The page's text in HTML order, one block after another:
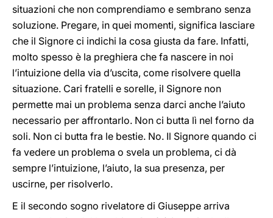
situazioni che non comprendiamo e sembrano senza
soluzione. Pregare, in quei momenti, significa lasciare
che il Signore ci indichi la cosa giusta da fare. Infatti,
molto spesso è la preghiera che fa nascere in noi
l’intuizione della via d’uscita, come risolvere quella
situazione. Cari fratelli e sorelle, il Signore non
permette mai un problema senza darci anche l’aiuto
necessario per affrontarlo. Non ci butta lì nel forno da
soli. Non ci butta fra le bestie. No. Il Signore quando ci
fa vedere un problema o svela un problema, ci dà
sempre l’intuizione, l’aiuto, la sua presenza, per
uscirne, per risolverlo.
E il secondo sogno rivelatore di Giuseppe arriva